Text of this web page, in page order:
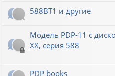
588ВТ1 и другие
Модель PDP-11 с
XX, серия 588
PDP books